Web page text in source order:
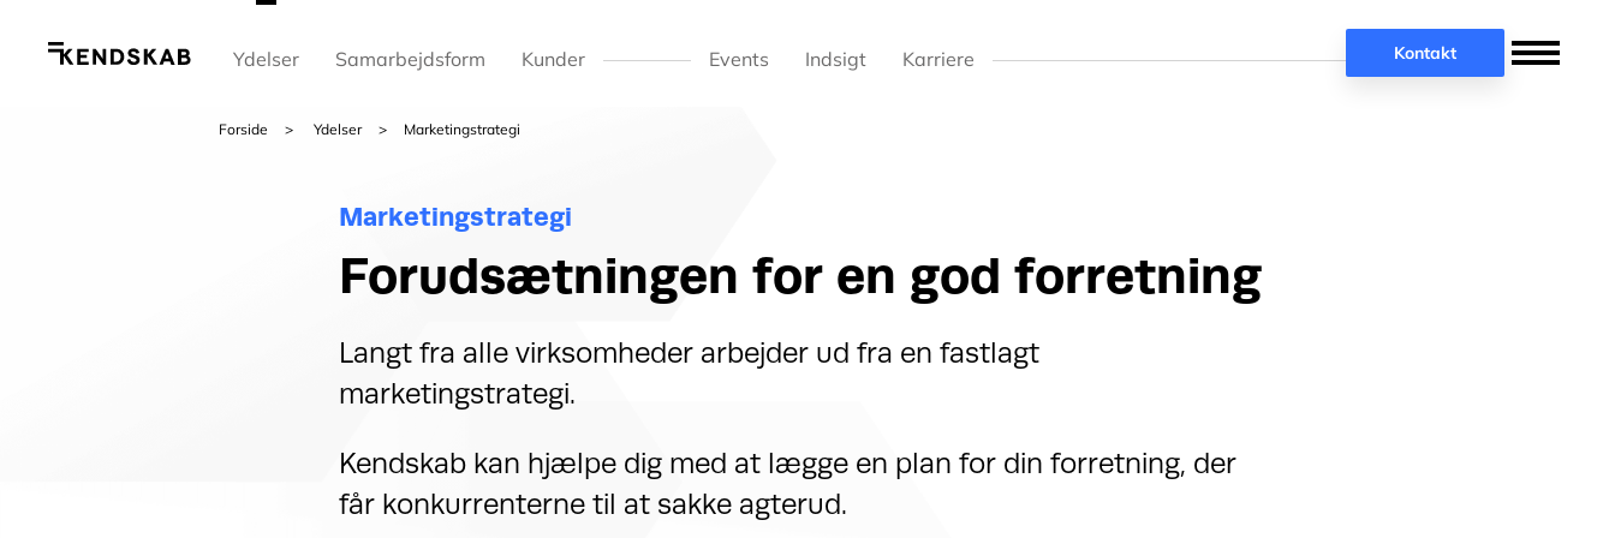
Ydelser Samarbejdsform Kunder Events Indsigt Karriere Kontakt
Forside Ydelser Marketingstrategi
Marketingstrategi
Forudsætningen for en god forretning
Langt fra alle virksomheder arbejder ud fra en fastlagt
marketingstrategi.
Kendskab kan hjælpe dig med at lægge en plan for din forretning, der
får konkurrenterne til at sakke agterud.